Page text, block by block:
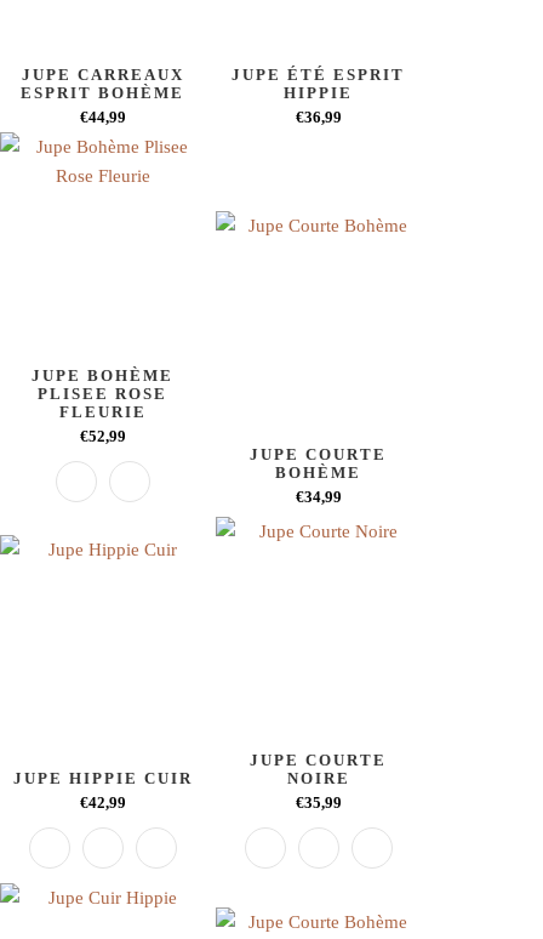
JUPE CARREAUX
ESPRIT BOHÈME
€44,99
JUPE ÉTÉ ESPRIT
HIPPIE
€36,99
JUPE BOHÈME
PLISEE ROSE
FLEURIE
€52,99
JUPE COURTE
BOHÈME
€34,99
JUPE HIPPIE CUIR
€42,99
JUPE COURTE
NOIRE
€35,99